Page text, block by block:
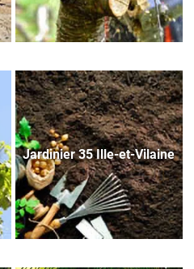
Jardinier 35 Ille-et-Vilaine